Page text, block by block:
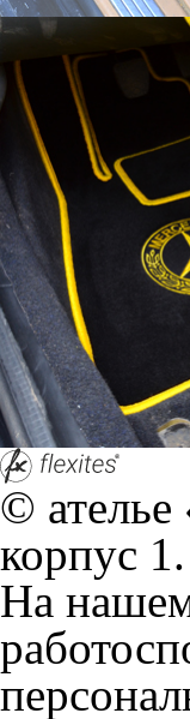
©
корпус 1.
На нашем
и т.д.
+7 (351)